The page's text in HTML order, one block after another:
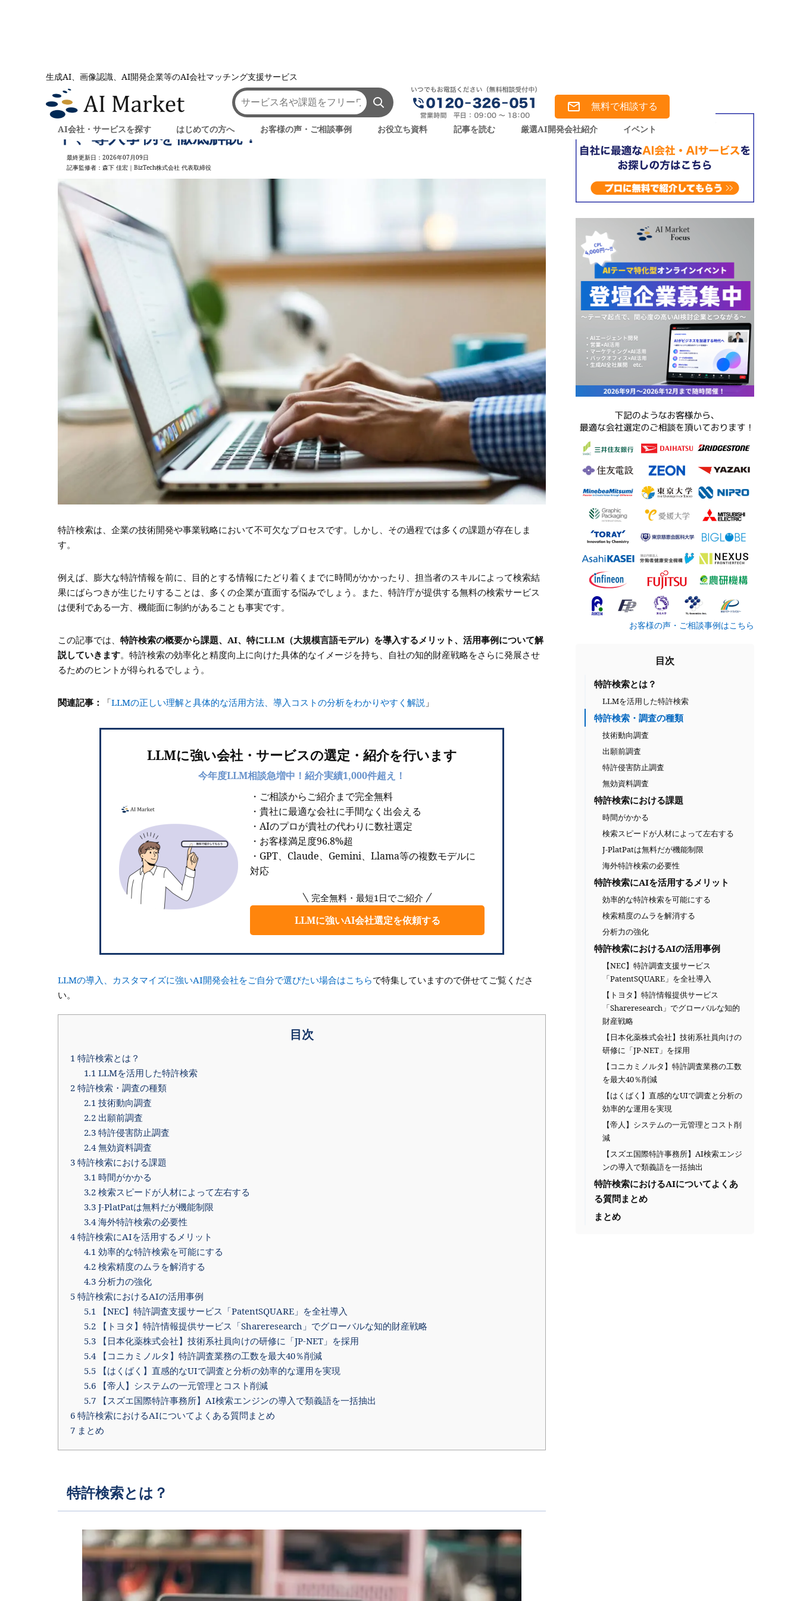
生成AI、画像認識、AI開発企業等のAI会社マッチング支援サービス
無料で相談する
AI会社・サービスを探す はじめての方へ お客様の声・ご相談事例 お役立ち資料 記事を読む 厳選AI開発会社紹介 イベント
AI会社とのマッチングは AI Market 記事一覧 AI事例・AI活用法を探す 特許検索にAIは効果的？調査の概要やLLMを活用するメリット、導入事例を徹底解説！
特許検索にAIは効果的？調査の概要やLLMを活用するメリッ
ト、導入事例を徹底解説！
最終更新日：2026年07月09日
記事監修者：森下 佳宏｜BizTech株式会社 代表取締役
特許検索は、企業の技術開発や事業戦略において不可欠なプロセスです。しかし、その過程では多くの課題が存在しま
す。
例えば、膨大な特許情報を前に、目的とする情報にたどり着くまでに時間がかかったり、担当者のスキルによって検索結
果にばらつきが生じたりすることは、多くの企業が直面する悩みでしょう。また、特許庁が提供する無料の検索サービス
は便利である一方、機能面に制約があることも事実です。
この記事では、 特許検索の概要から課題、AI、特にLLM（大規模言語モデル）を導入するメリット、活用事例について解
説していきます。特許検索の効率化と精度向上に向けた具体的なイメージを持ち、自社の知的財産戦略をさらに発展させ
るためのヒントが得られるでしょう。
関連記事： 「LLMの正しい理解と具体的な活用方法、導入コストの分析をわかりやすく解説 」
LLMに強い会社・サービスの選定・紹介を行います
今年度LLM相談急増中！紹介実績1,000件超え！
・ご相談からご紹介まで完全無料
・貴社に最適な会社に手間なく出会える
・AIのプロが貴社の代わりに数社選定
・お客様満足度96.8%超
・GPT、Claude、Gemini、Llama等の複数モデルに
対応
完全無料・最短1日でご紹介
LLMに強いAI会社選定を依頼する
LLMの導入、カスタマイズに強いAI開発会社をご自分で選びたい場合はこちらで特集していますので併せてご覧くださ
い。
目次
1 特許検索とは？
1.1 LLMを活用した特許検索
2 特許検索・調査の種類
2.1 技術動向調査
2.2出願前調査
2.3特許侵害防止調査
2.4無効資料調査
3 特許検索における課題
3.1 時間がかかる
3.2検索スピードが人材によって左右する
3.3J-PlatPatは無料だが機能制限
3.4海外特許検索の必要性
4特許検索にAIを活用するメリット
4.1 効率的な特許検索を可能にする
4.2検索精度のムラを解消する
4.3分析力の強化
5 特許検索におけるAIの活用事例
5.1 【NEC】特許調査支援サービス「PatentSQUARE」を全社導入
5.2【トヨタ】特許情報提供サービス「Shareresearch」でグローバルな知的財産戦略
5.3【日本化薬株式会社】技術系社員向けの研修に「JP-NET」を採用
5.4【コニカミノルタ】特許調査業務の工数を最大40％削減
5.5【はくばく】直感的なUIで調査と分析の効率的な運用を実現
5.6【帝人】システムの一元管理とコスト削減
5.7【スズエ国際特許事務所】AI検索エンジンの導入で類義語を一括抽出
6 特許検索におけるAIについてよくある質問まとめ
7 まとめ
特許検索とは？
お客様の声・ご相談事例はこちら
目次
特許検索とは？
LLMを活用した特許検索
特許検索・調査の種類
技術動向調査
出願前調査
特許侵害防止調査
無効資料調査
特許検索における課題
時間がかかる
検索スピードが人材によって左右する
J-PlatPatは無料だが機能制限
海外特許検索の必要性
特許検索にAIを活用するメリット
効率的な特許検索を可能にする
検索精度のムラを解消する
分析力の強化
特許検索におけるAIの活用事例
【NEC】特許調査支援サービス
「PatentSQUARE」を全社導入
【トヨタ】特許情報提供サービス
「Shareresearch」でグローバルな知的
財産戦略
【日本化薬株式会社】技術系社員向けの
研修に「JP-NET」を採用
【コニカミノルタ】特許調査業務の工数
を最大40％削減
【はくばく】直感的なUIで調査と分析の
効率的な運用を実現
【帝人】システムの一元管理とコスト削
減
【スズエ国際特許事務所】AI検索エンジ
ンの導入で類義語を一括抽出
特許検索におけるAIについてよくあ
る質問まとめ
まとめ